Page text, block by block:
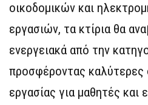
οικοδομικών και
εργασιών, τα κτίρια θα
ενεργειακά από την
προσφέροντας καλύτερες
εργασίας για μαθητές και